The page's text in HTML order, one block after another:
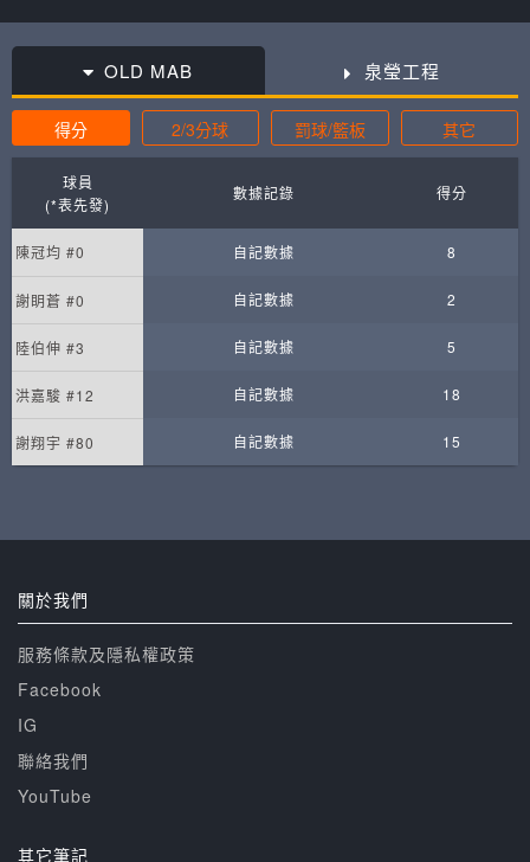
OLD MAB 泉瑩工程
得分 2/3分球 罰球/籃板 其它
球員
(*表先發)
數據記錄 得分
陳冠均 #0 自記數據 8
謝眀蒼 #0 自記數據 2
陸伯伸 #3 自記數據 5
洪嘉駿 #12 自記數據 18
謝翔宇 #80 自記數據 15
關於我們
服務條款及隱私權政策
Facebook
IG
聯絡我們
YouTube
其它筆記